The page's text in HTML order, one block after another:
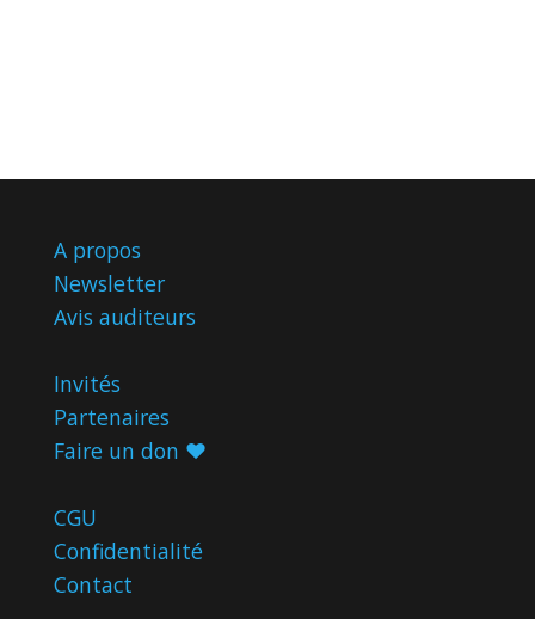
A propos
Newsletter
Avis auditeurs
Invités
Partenaires
Faire un don ♥️
CGU
Confidentialité
Contact